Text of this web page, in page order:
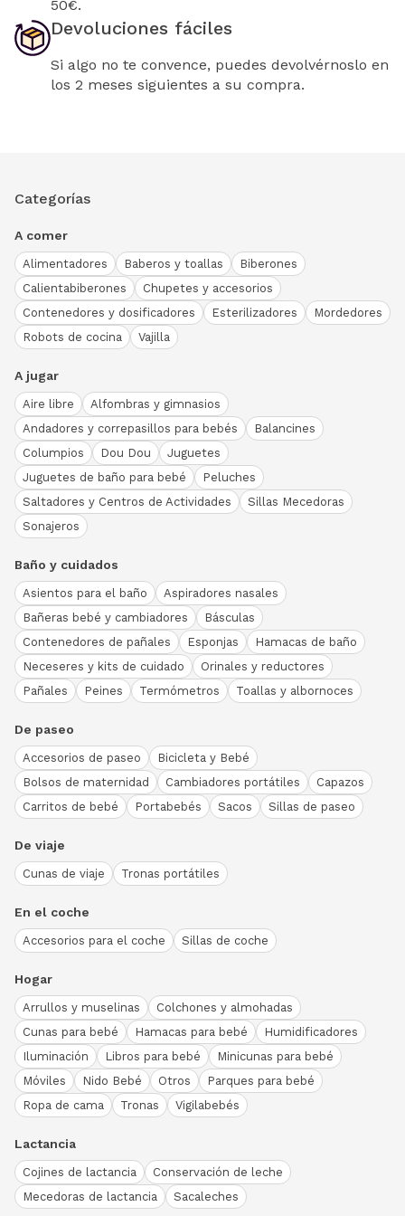
50€.
Devoluciones fáciles
Si algo no te convence, puedes devolvérnoslo en
los 2 meses siguientes a su compra.
Categorías
A comer
Alimentadores Baberos y toallas
Biberones
Calientabiberones
Chupetes y accesorios
Contenedores y dosificadores
Esterilizadores
Mordedores
Robots de cocina
Vajilla
A jugar
Aire libre
Alfombras y gimnasios
Andadores y correpasillos para bebés
Balancines
Columpios
Dou Dou
Juguetes
Juguetes de baño para bebé
Peluches
Saltadores y Centros de Actividades
Sillas Mecedoras
Sonajeros
Baño y cuidados
Asientos para el baño
Aspiradores nasales
Bañeras bebé y cambiadores
Básculas
Contenedores de pañales
Esponjas
Hamacas de baño
Neceseres y kits de cuidado
Orinales y reductores
Pañales
Peines Termómetros Toallas y albornoces
De paseo
Accesorios de paseo
Bicicleta y Bebé
Bolsos de maternidad
Cambiadores portátiles
Capazos
Carritos de bebé
Portabebés Sacos Sillas de paseo
De viaje
Cunas de viaje Tronas portátiles
En el coche
Accesorios para el coche Sillas de coche
Hogar
Arrullos y muselinas
Colchones y almohadas
Cunas para bebé
Hamacas para bebé
Humidificadores
Iluminación
Libros para bebé
Minicunas para bebé
Móviles
Nido Bebé Otros
Parques para bebé
Ropa de cama
Tronas Vigilabebés
Lactancia
Cojines de lactancia
Conservación de leche
Mecedoras de lactancia
Sacaleches